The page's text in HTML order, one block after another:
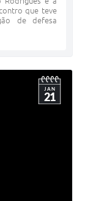
que teve
de defesa
JAN
21